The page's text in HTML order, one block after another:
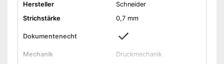
Hersteller
Schneider
Strichstärke
0,7 mm
Dokumentenecht
Mechanik
Druckmechanik